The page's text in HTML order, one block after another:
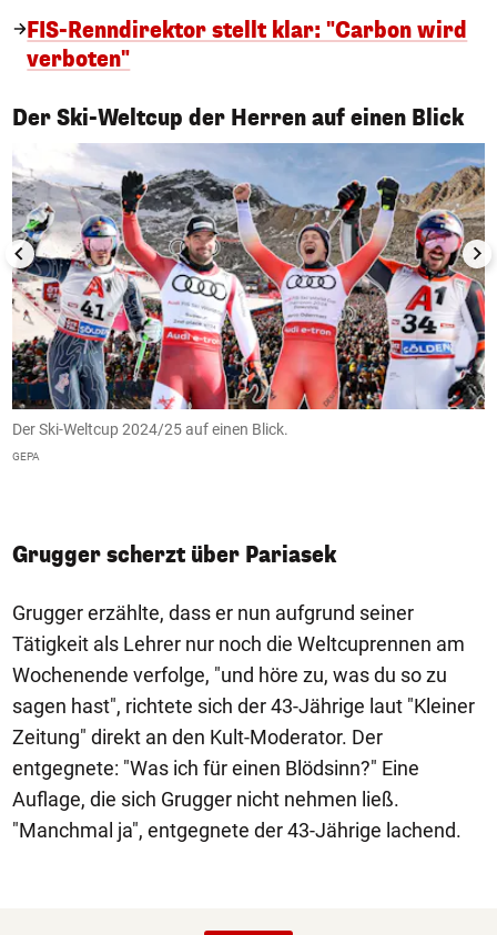
FIS-Renndirektor stellt klar: "Carbon wird
verboten"
Der Ski-Weltcup der Herren auf einen Blick
1/22
Der Ski-Weltcup 2024/25 auf einen Blick.
GEPA
Grugger scherzt über Pariasek
Grugger erzählte, dass er nun aufgrund seiner
Tätigkeit als Lehrer nur noch die Weltcuprennen am
Wochenende verfolge, "und höre zu, was du so zu
sagen hast", richtete sich der 43-Jährige laut "Kleiner
Zeitung" direkt an den Kult-Moderator. Der
entgegnete: "Was ich für einen Blödsinn?" Eine
Auflage, die sich Grugger nicht nehmen ließ.
"Manchmal ja", entgegnete der 43-Jährige lachend.